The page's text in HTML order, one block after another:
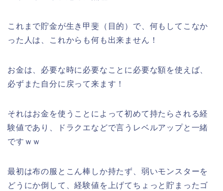
これまで貯金が生き甲斐（目的）で、何もしてこなか
った人は、これからも何も出来ません！
お金は、必要な時に必要なことに必要な額を使えば、
必ずまた自分に戻って来ます！
それはお金を使うことによって初めて持たらされる経
験値であり、ドラクエなどで言うレベルアップと一緒
ですｗｗ
最初は布の服とこん棒しか持たず、弱いモンスターを
どうにか倒して、経験値を上げてちょっと貯まったゴ